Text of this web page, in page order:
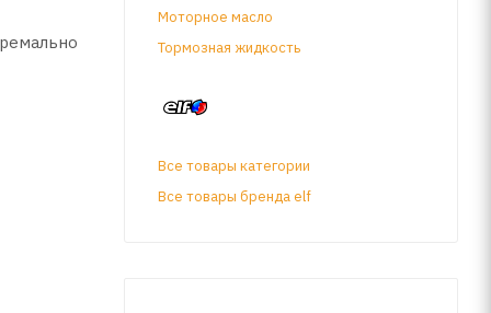
Моторное масло
Тормозная жидкость
Все товары категории
Все товары бренда elf